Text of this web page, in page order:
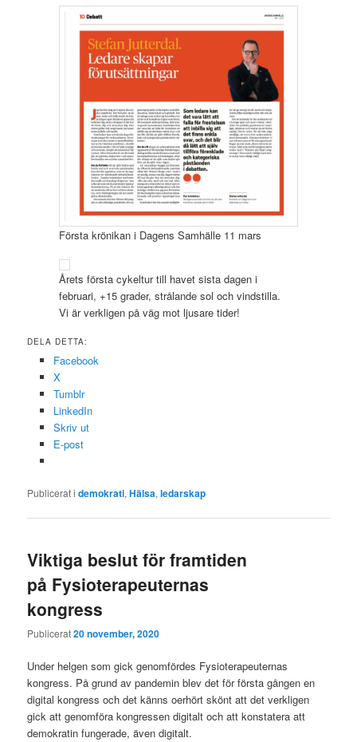
Första krönikan i Dagens Samhälle 11 mars
Årets första cykeltur till havet sista dagen i
februari, +15 grader, strålande sol och vindstilla.
Vi är verkligen på väg mot ljusare tider!
DELA DETTA:
Facebook
X
Tumblr
LinkedIn
Skriv ut
E-post
Publicerat i demokrati,Hälsa,ledarskap
Viktiga beslut för framtiden
på Fysioterapeuternas
kongress
Publicerat20 november, 2020
Under helgen som gick genomfördes Fysioterapeuternas
kongress. På grund av pandemin blev det för första gången en
digital kongress och det känns oerhört skönt att det verkligen
gick att genomföra kongressen digitalt och att konstatera att
demokratin fungerade, även digitalt.